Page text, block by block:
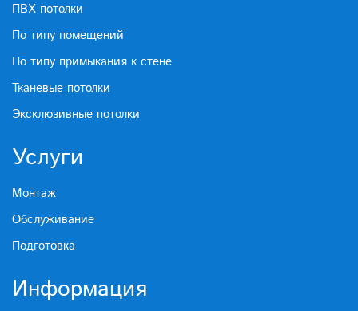
ПВХ потолки
По типу помещений
По типу примыкания к стене
Тканевые потолки
Эксклюзивные потолки
Услуги
Монтаж
Обслуживание
Подготовка
Информация